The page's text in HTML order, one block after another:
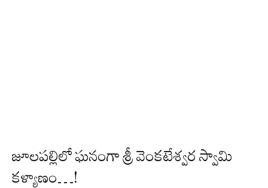
జూలపల్లిలో ఘనంగా శ్రీ వెంకటేశ్వర స్వామి
కళ్యాణం…!